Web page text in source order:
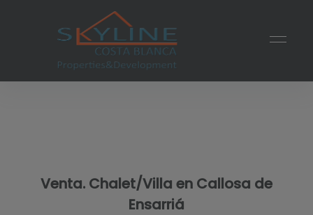
Venta. Chalet/Villa en Callosa de
Ensarriá